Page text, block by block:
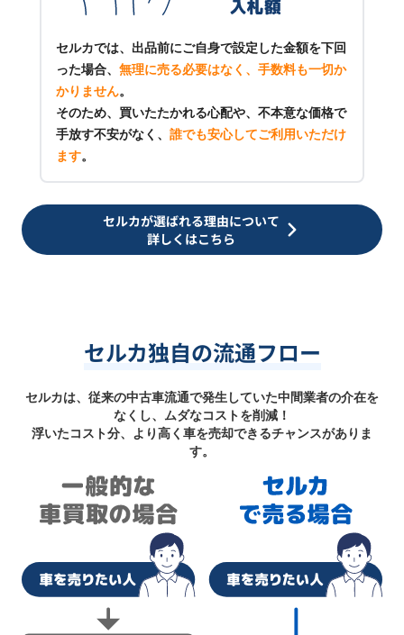
セルカでは、出品前にご自身で設定した金額を下回
った場合、 無理に売る必要はなく、手数料も一切か
かりません。
そのため、買いたたかれる心配や、不本意な価格で
手放す不安がなく、 誰でも安心してご利用いただけ
ます。
セルカが選ばれる理由について
詳しくはこちら
セルカ独自の流通フロー
セルカは、従来の中古車流通で発生していた中間業者の介在を
なくし、ムダなコストを削減！
浮いたコスト分、より高く車を売却できるチャンスがありま
す。